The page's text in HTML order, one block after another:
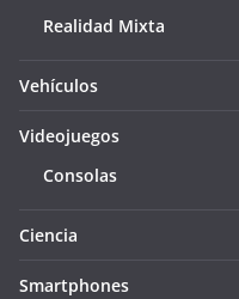
Realidad Mixta
Vehículos
Videojuegos
Consolas
Ciencia
Smartphones